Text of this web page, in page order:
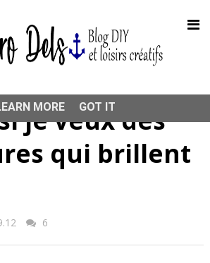
je veux des
qui brillent
6
from Google to deliver its services
Your IP address and user-agent are
along with performance and security
of service, generate usage
MORE
GOT IT